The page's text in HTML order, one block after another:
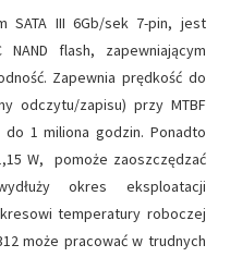
SATA III 6Gb/sek 7-pin, jest
flash, zapewniającym
Zapewnia prędkość do
odczytu/zapisu) przy MTBF
do 1 miliona godzin. Ponadto
W, pomoże zaoszczędzać
okres eksploatacji
temperatury roboczej
może pracować w trudnych